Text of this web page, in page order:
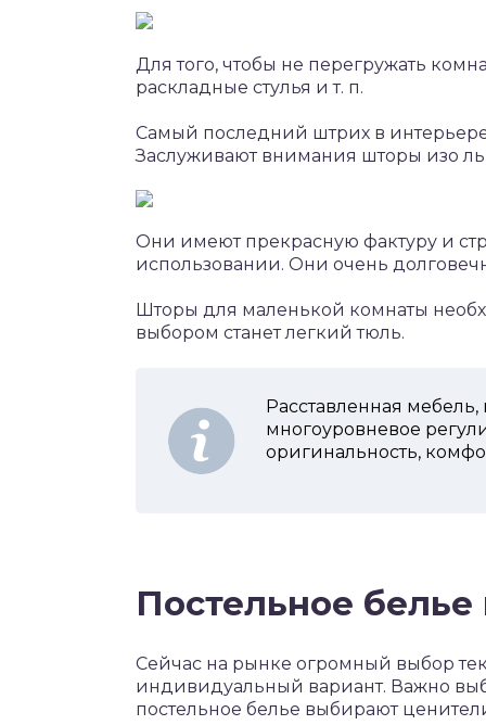
Для того, чтобы не перегружать
раскладные стулья и т. п.
Самый последний штрих в
Заслуживают внимания шторы изо
Они имеют прекрасную фактуру и
использовании. Они очень
Шторы для маленькой комнаты
выбором станет легкий тюль.
Расставленная
многоуровневое
оригинальность,
Постельное
Сейчас на рынке огромный выбор
индивидуальный вариант. Важно
постельное белье выбирают